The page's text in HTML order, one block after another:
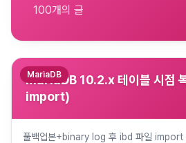
100개의 글
MariaDB 10.2.x 테이블 시점
import)
MariaDB
풀백업본+binary log 후 ibd 파일 import